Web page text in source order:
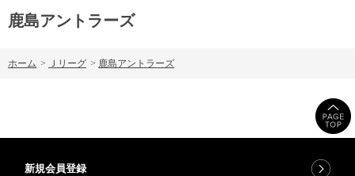
鹿島アントラーズ
ホーム > Ｊリーグ > 鹿島アントラーズ
新規会員登録